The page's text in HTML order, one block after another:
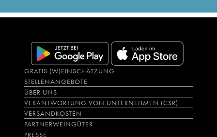
GRATIS (W)EINSCHÄTZUNG
STELLENANGEBOTE
ÜBER UNS
VERANTWORTUNG VON UNTERNEHMEN (CSR)
VERSANDKOSTEN
PARTNERWEINGÜTER
PRESSE